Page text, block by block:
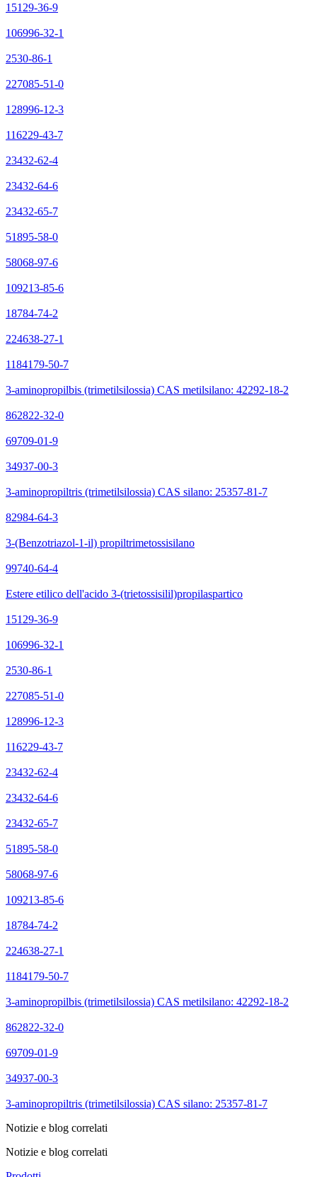
15129-36-9
106996-32-1
2530-86-1
227085-51-0
128996-12-3
116229-43-7
23432-62-4
23432-64-6
23432-65-7
51895-58-0
58068-97-6
109213-85-6
18784-74-2
224638-27-1
1184179-50-7
3-aminopropilbis (trimetilsilossia) CAS metilsilano: 42292-18-2
862822-32-0
69709-01-9
34937-00-3
3-aminopropiltris (trimetilsilossia) CAS silano: 25357-81-7
82984-64-3
3-(Benzotriazol-1-il) propiltrimetossisilano
99740-64-4
Estere etilico dell'acido 3-(trietossisilil)propilaspartico
15129-36-9
106996-32-1
2530-86-1
227085-51-0
128996-12-3
116229-43-7
23432-62-4
23432-64-6
23432-65-7
51895-58-0
58068-97-6
109213-85-6
18784-74-2
224638-27-1
1184179-50-7
3-aminopropilbis (trimetilsilossia) CAS metilsilano: 42292-18-2
862822-32-0
69709-01-9
34937-00-3
3-aminopropiltris (trimetilsilossia) CAS silano: 25357-81-7
Notizie e blog correlati
Notizie e blog correlati